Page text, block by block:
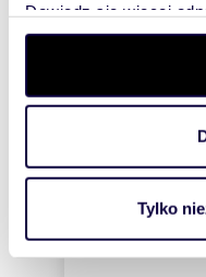
Dowiedz się więcej
dane są przetwarzane
.
zmienić lub wycofać
Wykorzystujemy pliki
i reklam, aby oferować
korzystasz z naszej
Tylko